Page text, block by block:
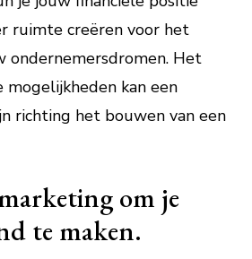
ruimte creëren voor het
ondernemersdromen. Het
kan een
richting het bouwen van een
om je
te maken.